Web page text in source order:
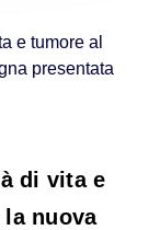
e tumore al
presentata
di vita e
nuova